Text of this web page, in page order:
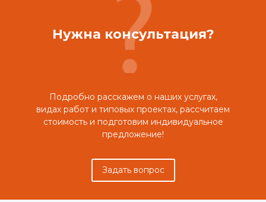
Нужна консультация?
Подробно расскажем о наших услугах,
видах работ и типовых проектах, рассчитаем
стоимость и подготовим индивидуальное
предложение!
Задать вопрос